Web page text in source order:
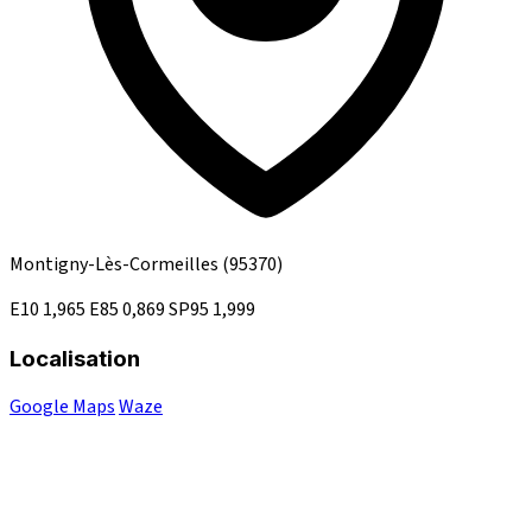
Montigny-Lès-Cormeilles (95370)
E10 1,965 E850,869SP95 1,999
Localisation
Google MapsWaze